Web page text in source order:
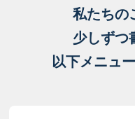
私たちの
少しずつ
以下メニュ